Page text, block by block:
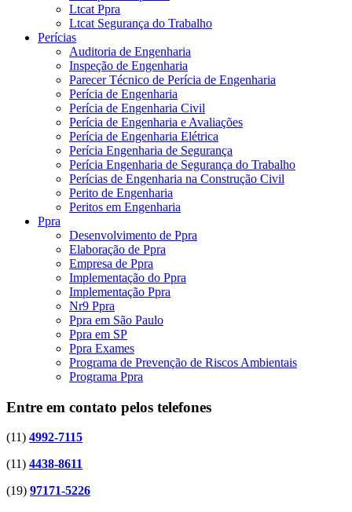
Ltcat Ppra
Ltcat Segurança do Trabalho
Perícias
Auditoria de Engenharia
Inspeção de Engenharia
Parecer Técnico de Perícia de Engenharia
Perícia de Engenharia
Perícia de Engenharia Civil
Perícia de Engenharia e Avaliações
Perícia de Engenharia Elétrica
Perícia Engenharia de Segurança
Perícia Engenharia de Segurança do Trabalho
Perícias de Engenharia na Construção Civil
Perito de Engenharia
Peritos em Engenharia
Ppra
Desenvolvimento de Ppra
Elaboração de Ppra
Empresa de Ppra
Implementação do Ppra
Implementação Ppra
Nr9 Ppra
Ppra em São Paulo
Ppra em SP
Ppra Exames
Programa de Prevenção de Riscos Ambientais
Programa Ppra
Entre em contato pelos telefones
(11) 4992-7115
(11) 4438-8611
(19) 97171-5226